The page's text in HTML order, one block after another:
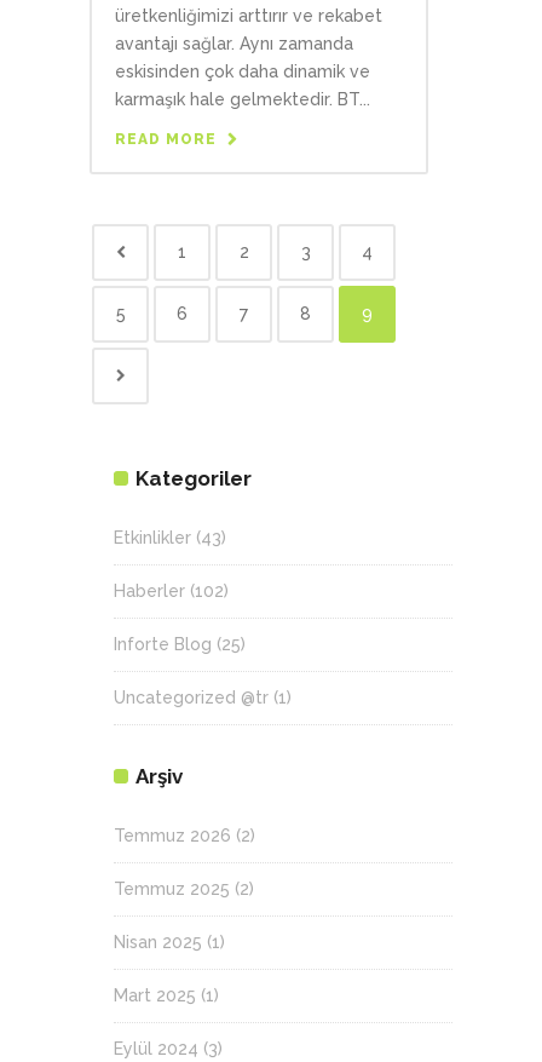
üretkenliğimizi arttırır ve rekabet
avantajı sağlar. Aynı zamanda
eskisinden çok daha dinamik ve
karmaşık hale gelmektedir. BT...
READ MORE
1 2 3 4
5 6 7 8 9
Kategoriler
Etkinlikler (43)
Haberler (102)
Inforte Blog (25)
Uncategorized @tr (1)
Arşiv
Temmuz 2026 (2)
Temmuz 2025 (2)
Nisan 2025 (1)
Mart 2025 (1)
Eylül 2024 (3)